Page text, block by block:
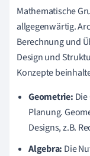
Mathematische
allgegenwärtig.
Berechnung und
Design und
Konzepte
Geometrie:
Planung.
Designs, z.B.
Algebra: Die